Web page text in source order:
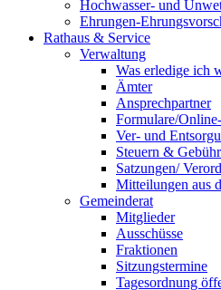
Hochwasser- und
Ehrungen-
Rathaus & Service
Verwaltung
Was erledige ich
Ämter
Ansprechpartner
Formulare/
Ver- und
Steuern &
Satzungen/
Mitteilungen aus
Gemeinderat
Mitglieder
Ausschüsse
Fraktionen
Sitzungstermine
Tagesordnung